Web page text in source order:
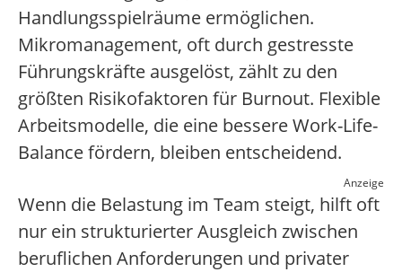
Handlungsspielräume ermöglichen.
Mikromanagement, oft durch gestresste
Führungskräfte ausgelöst, zählt zu den
größten Risikofaktoren für Burnout. Flexible
Arbeitsmodelle, die eine bessere Work-Life-
Balance fördern, bleiben entscheidend.
Anzeige
Wenn die Belastung im Team steigt, hilft oft
nur ein strukturierter Ausgleich zwischen
beruflichen Anforderungen und privater